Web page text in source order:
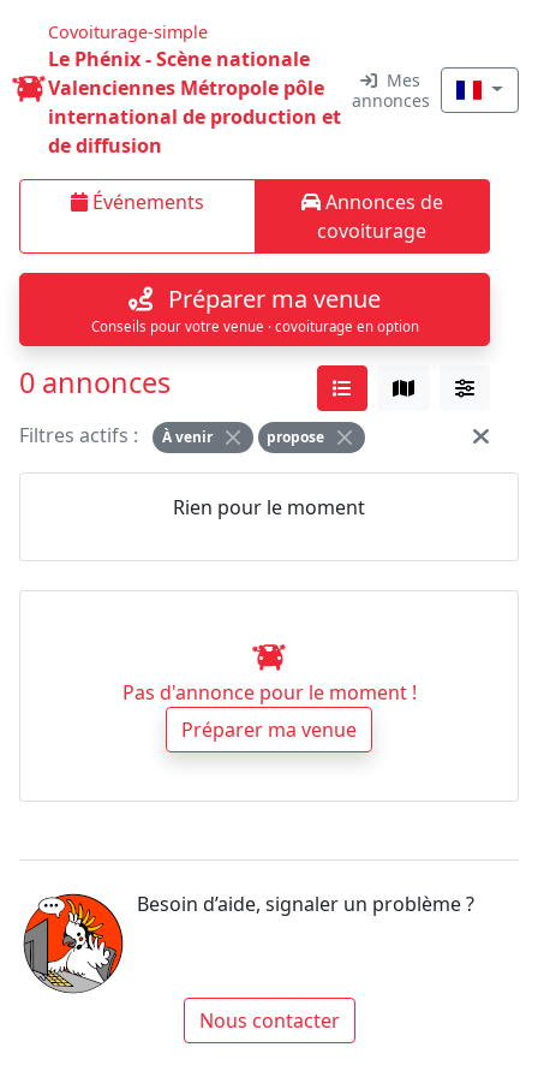
Covoiturage-simple
Le Phénix - Scène nationale
Valenciennes Métropole pôle
international de production et
de diffusion
Mes
annonces
Événements
Annonces de
covoiturage
Préparer ma venue
Conseils pour votre venue · covoiturage en option
0 annonces
Filtres actifs : À venir propose
Rien pour le moment
Pas d'annonce pour le moment !
Préparer ma venue
Besoin d’aide, signaler un problème ?
Nous contacter